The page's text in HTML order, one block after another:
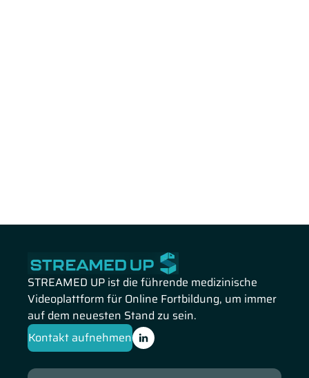
STREAMED UP ist die führende medizinische
Videoplattform für Online Fortbildung, um immer
auf dem neuesten Stand zu sein.
Kontakt aufnehmen